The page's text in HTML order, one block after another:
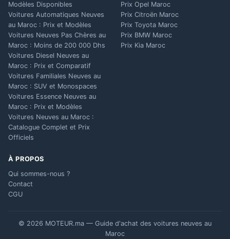
Modèles Disponibles
Voitures Automatiques Neuves
au Maroc : Prix et Modèles
Voitures Neuves Pas Chères au
Maroc : Moins de 200 000 Dhs
Voitures Diesel Neuves au
Maroc : Prix et Comparatif
Voitures Familiales Neuves au
Maroc : SUV et Monospaces
Voitures Essence Neuves au
Maroc : Prix et Modèles
Voitures Neuves au Maroc :
Catalogue Complet et Prix
Officiels
Prix Opel Maroc
Prix Citroën Maroc
Prix Toyota Maroc
Prix BMW Maroc
Prix Kia Maroc
À PROPOS
Qui sommes-nous ?
Contact
CGU
© 2026 MOTEUR.ma — Guide d'achat des voitures neuves au
Maroc